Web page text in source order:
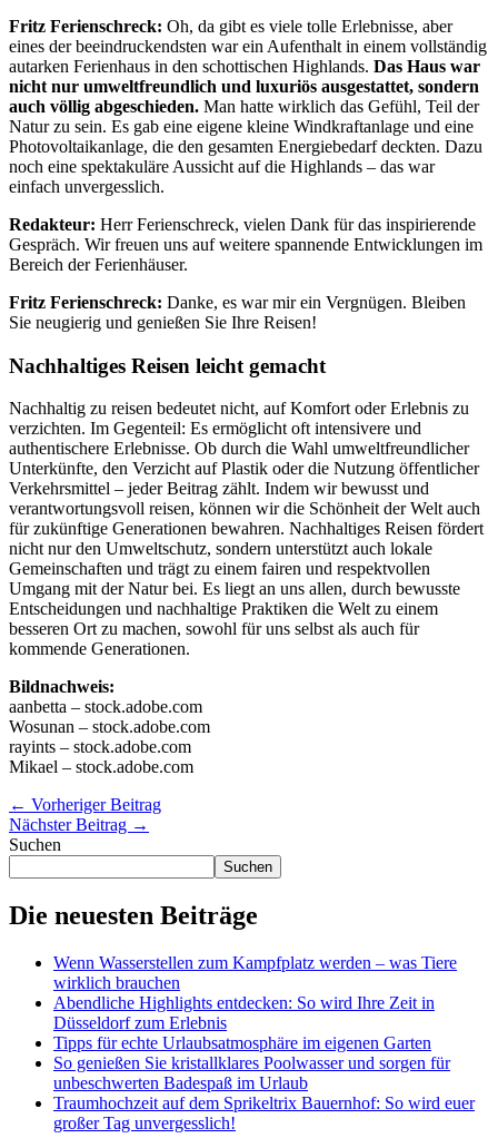
Fritz Ferienschreck: Oh, da gibt es viele tolle Erlebnisse, aber
eines der beeindruckendsten war ein Aufenthalt in einem vollständig
autarken Ferienhaus in den schottischen Highlands. Das Haus war
nicht nur umweltfreundlich und luxuriös ausgestattet, sondern
auch völlig abgeschieden. Man hatte wirklich das Gefühl, Teil der
Natur zu sein. Es gab eine eigene kleine Windkraftanlage und eine
Photovoltaikanlage, die den gesamten Energiebedarf deckten. Dazu
noch eine spektakuläre Aussicht auf die Highlands – das war
einfach unvergesslich.
Redakteur: Herr Ferienschreck, vielen Dank für das inspirierende
Gespräch. Wir freuen uns auf weitere spannende Entwicklungen im
Bereich der Ferienhäuser.
Fritz Ferienschreck: Danke, es war mir ein Vergnügen. Bleiben
Sie neugierig und genießen Sie Ihre Reisen!
Nachhaltiges Reisen leicht gemacht
Nachhaltig zu reisen bedeutet nicht, auf Komfort oder Erlebnis zu
verzichten. Im Gegenteil: Es ermöglicht oft intensivere und
authentischere Erlebnisse. Ob durch die Wahl umweltfreundlicher
Unterkünfte, den Verzicht auf Plastik oder die Nutzung öffentlicher
Verkehrsmittel – jeder Beitrag zählt. Indem wir bewusst und
verantwortungsvoll reisen, können wir die Schönheit der Welt auch
für zukünftige Generationen bewahren. Nachhaltiges Reisen fördert
nicht nur den Umweltschutz, sondern unterstützt auch lokale
Gemeinschaften und trägt zu einem fairen und respektvollen
Umgang mit der Natur bei. Es liegt an uns allen, durch bewusste
Entscheidungen und nachhaltige Praktiken die Welt zu einem
besseren Ort zu machen, sowohl für uns selbst als auch für
kommende Generationen.
Bildnachweis:
aanbetta – stock.adobe.com
Wosunan – stock.adobe.com
rayints – stock.adobe.com
Mikael – stock.adobe.com
← Vorheriger Beitrag
Nächster Beitrag →
Suchen
Suchen
Die neuesten Beiträge
Wenn Wasserstellen zum Kampfplatz werden – was Tiere
wirklich brauchen
Abendliche Highlights entdecken: So wird Ihre Zeit in
Düsseldorf zum Erlebnis
Tipps für echte Urlaubsatmosphäre im eigenen Garten
So genießen Sie kristallklares Poolwasser und sorgen für
unbeschwerten Badespaß im Urlaub
Traumhochzeit auf dem Sprikeltrix Bauernhof: So wird euer
großer Tag unvergesslich!